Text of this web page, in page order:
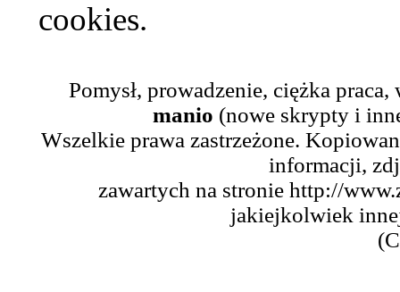
cookies.
Pomysł, prowadzenie, ciężka
manio (nowe skrypty i
Wszelkie prawa zastrzeżone.
informacji,
zawartych na stronie http://
jakiejkolwiek